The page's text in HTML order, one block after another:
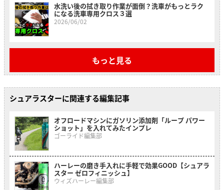
水洗い後の拭き取り作業が面倒？洗車がもっとラク
になる洗車専用クロス３選
2026/06/02
もっと見る
シュアラスターに関連する編集記事
オフロードマシンにガソリン添加剤「ループ パワー
ショット」を入れてみたインプレ
ゴーライド編集部
ハーレーの磨き手入れに手軽で効果GOOD【シュアラ
スター ゼロフィニッシュ】
ウィズハーレー編集部